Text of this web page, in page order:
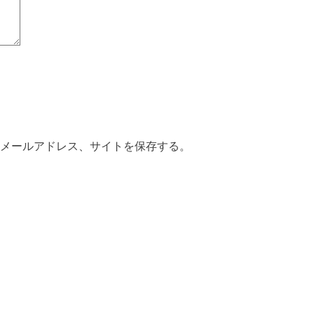
ールアドレス、サイトを保存する。